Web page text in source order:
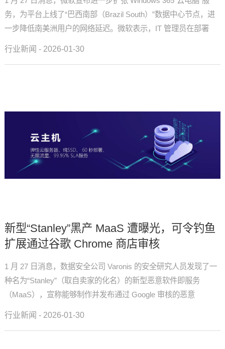
务，为平台上线了“巴西南部（Brazil South）”数据中心节点，进
一步降低南美洲用户的网络延迟。微软表示，IT 管理员在部署
行业新闻 - 2026-01-30
新型“Stanley”黑产 MaaS 遭曝光，可令钓鱼
扩展通过谷歌 Chrome 商店审核
1 月 27 日消息，数据安全公司 Varonis 的安全研究人员发现了一
种名为“Stanley”（取自卖家的化名）的新型恶意软件即服务
（MaaS），宣称能够制作并发布通过 Google 审核的恶意
行业新闻 - 2026-01-30